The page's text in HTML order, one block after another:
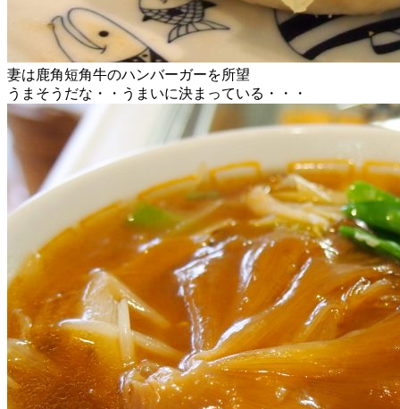
妻は鹿角短角牛のハンバーガーを所望
うまそうだな・・うまいに決まっている・・・